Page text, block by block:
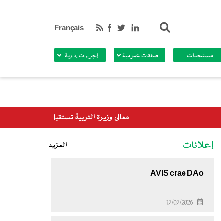
Français
مستجدات صفقات عمومية إجراءات إدارية
معالي وزيرة التربية تستقبل وفدا من برنامج الأغذية العالمي
إعلانات
AVIS crae DAo
17/07/2026
المزيد